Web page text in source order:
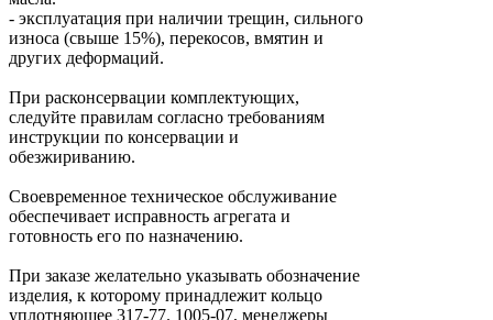
- эксплуатация при наличии трещин, сильного
износа (свыше 15%), перекосов, вмятин и
других деформаций.
При расконсервации комплектующих,
следуйте правилам согласно требованиям
инструкции по консервации и
обезжириванию.
Своевременное техническое обслуживание
обеспечивает исправность агрегата и
готовность его по назначению.
При заказе желательно указывать обозначение
изделия, к которому принадлежит кольцо
уплотняющее 317-77. 1005-07, менеджеры